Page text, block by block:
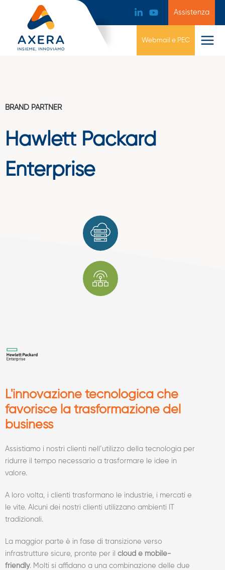
Assistenza
Webmail e PEC
BRAND PARTNER
Hawlett Packard
Enterprise
L'innovazione tecnologica che
favorisce la trasformazione del
business
Assistiamo i nostri clienti nell’utilizzo della tecnologia per
ridurre il tempo necessario a trasformare le idee in
valore.
A loro volta, i clienti trasformano le industrie, i mercati e
le vite. Alcuni dei nostri clienti utilizzano ambienti IT
tradizionali.
La maggior parte è in fase di transizione verso
infrastrutture sicure, pronte per il cloud e mobile-
friendly. Molti si affidano a una combinazione delle due